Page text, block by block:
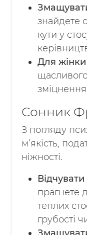
знайдете
кути у
Для
Сонник
З погляду
м’якість,
ніжності.
прагнете
теплих
грубості